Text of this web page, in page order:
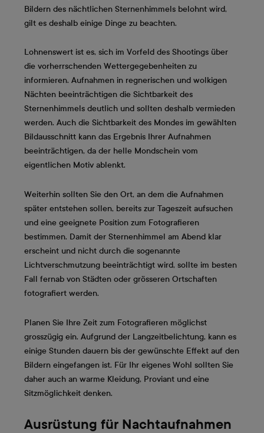
Bildern des nächtlichen Sternenhimmels belohnt wird,
gilt es deshalb einige Dinge zu beachten.
Lohnenswert ist es, sich im Vorfeld des Shootings über
die vorherrschenden Wettergegebenheiten zu
informieren. Aufnahmen in regnerischen und wolkigen
Nächten beeinträchtigen die Sichtbarkeit des
Sternenhimmels deutlich und sollten deshalb vermieden
werden. Auch die Sichtbarkeit des Mondes im gewählten
Bildausschnitt kann das Ergebnis Ihrer Aufnahmen
beeinträchtigen, da der helle Mondschein vom
eigentlichen Motiv ablenkt.
Weiterhin sollten Sie den Ort, an dem die Aufnahmen
später entstehen sollen, bereits zur Tageszeit aufsuchen
und eine geeignete Position zum Fotografieren
bestimmen. Damit der Sternenhimmel am Abend klar
erscheint und nicht durch die sogenannte
Lichtverschmutzung beeinträchtigt wird, sollte im besten
Fall fernab von Städten oder grösseren Ortschaften
fotografiert werden.
Planen Sie Ihre Zeit zum Fotografieren möglichst
grosszügig ein. Aufgrund der Langzeitbelichtung, kann es
einige Stunden dauern bis der gewünschte Effekt auf den
Bildern eingefangen ist. Für Ihr eigenes Wohl sollten Sie
daher auch an warme Kleidung, Proviant und eine
Sitzmöglichkeit denken.
Ausrüstung für Nachtaufnahmen